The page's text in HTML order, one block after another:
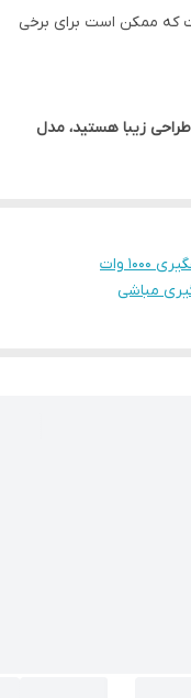
4.5 کیلوگرم است که ممکن است برای برخی
طراحی زیبا هستید، مدل
1000 وات
مباشی